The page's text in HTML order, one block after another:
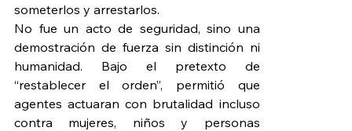
someterlos y arrestarlos.
No fue un acto de seguridad, sino una
demostración de fuerza sin distinción ni
humanidad. Bajo el pretexto de
“restablecer el orden”, permitió que
agentes actuaran con brutalidad incluso
contra mujeres, niños y personas